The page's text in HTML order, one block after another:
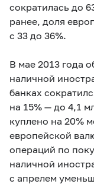
сократилась до
ранее, доля
с 33 до 36%.
В мае 2013 года
наличной
банках
на 15% — до 4,1
куплено на 20%
европейской
операций по
наличной
с апрелем